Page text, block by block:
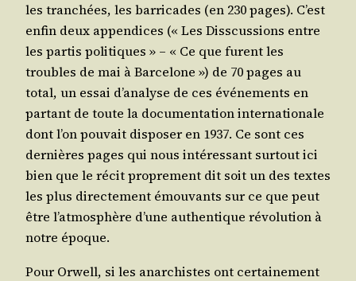
les tran­chées, les bar­ri­cades (en 230 pages). C’est
enfin deux appen­dices (« Les Diss­cus­sions entre
les par­tis poli­tiques » – « Ce que furent les
troubles de mai à Bar­ce­lone ») de 70 pages au
total, un essai d’analyse de ces évé­ne­ments en
par­tant de toute la docu­men­ta­tion inter­na­tio­nale
dont l’on pou­vait dis­po­ser en 1937. Ce sont ces
der­nières pages qui nous inté­res­sant sur­tout ici
bien que le récit pro­pre­ment dit soit un des textes
les plus direc­te­ment émou­vants sur ce que peut
être l’atmosphère d’une authen­tique révo­lu­tion à
notre époque.
Pour Orwell, si les anar­chistes ont cer­tai­ne­ment